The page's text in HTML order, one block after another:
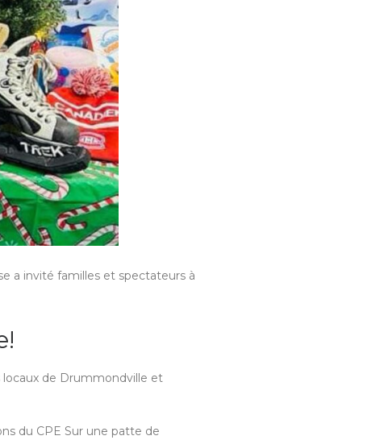
a invité familles et spectateurs à
de Drummondville et
du CPE Sur une patte de